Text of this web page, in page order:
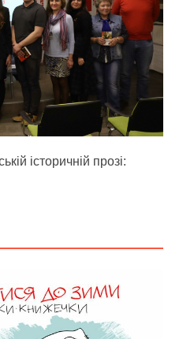
історичній прозі: